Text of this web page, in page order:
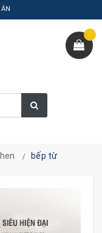
bếp từ